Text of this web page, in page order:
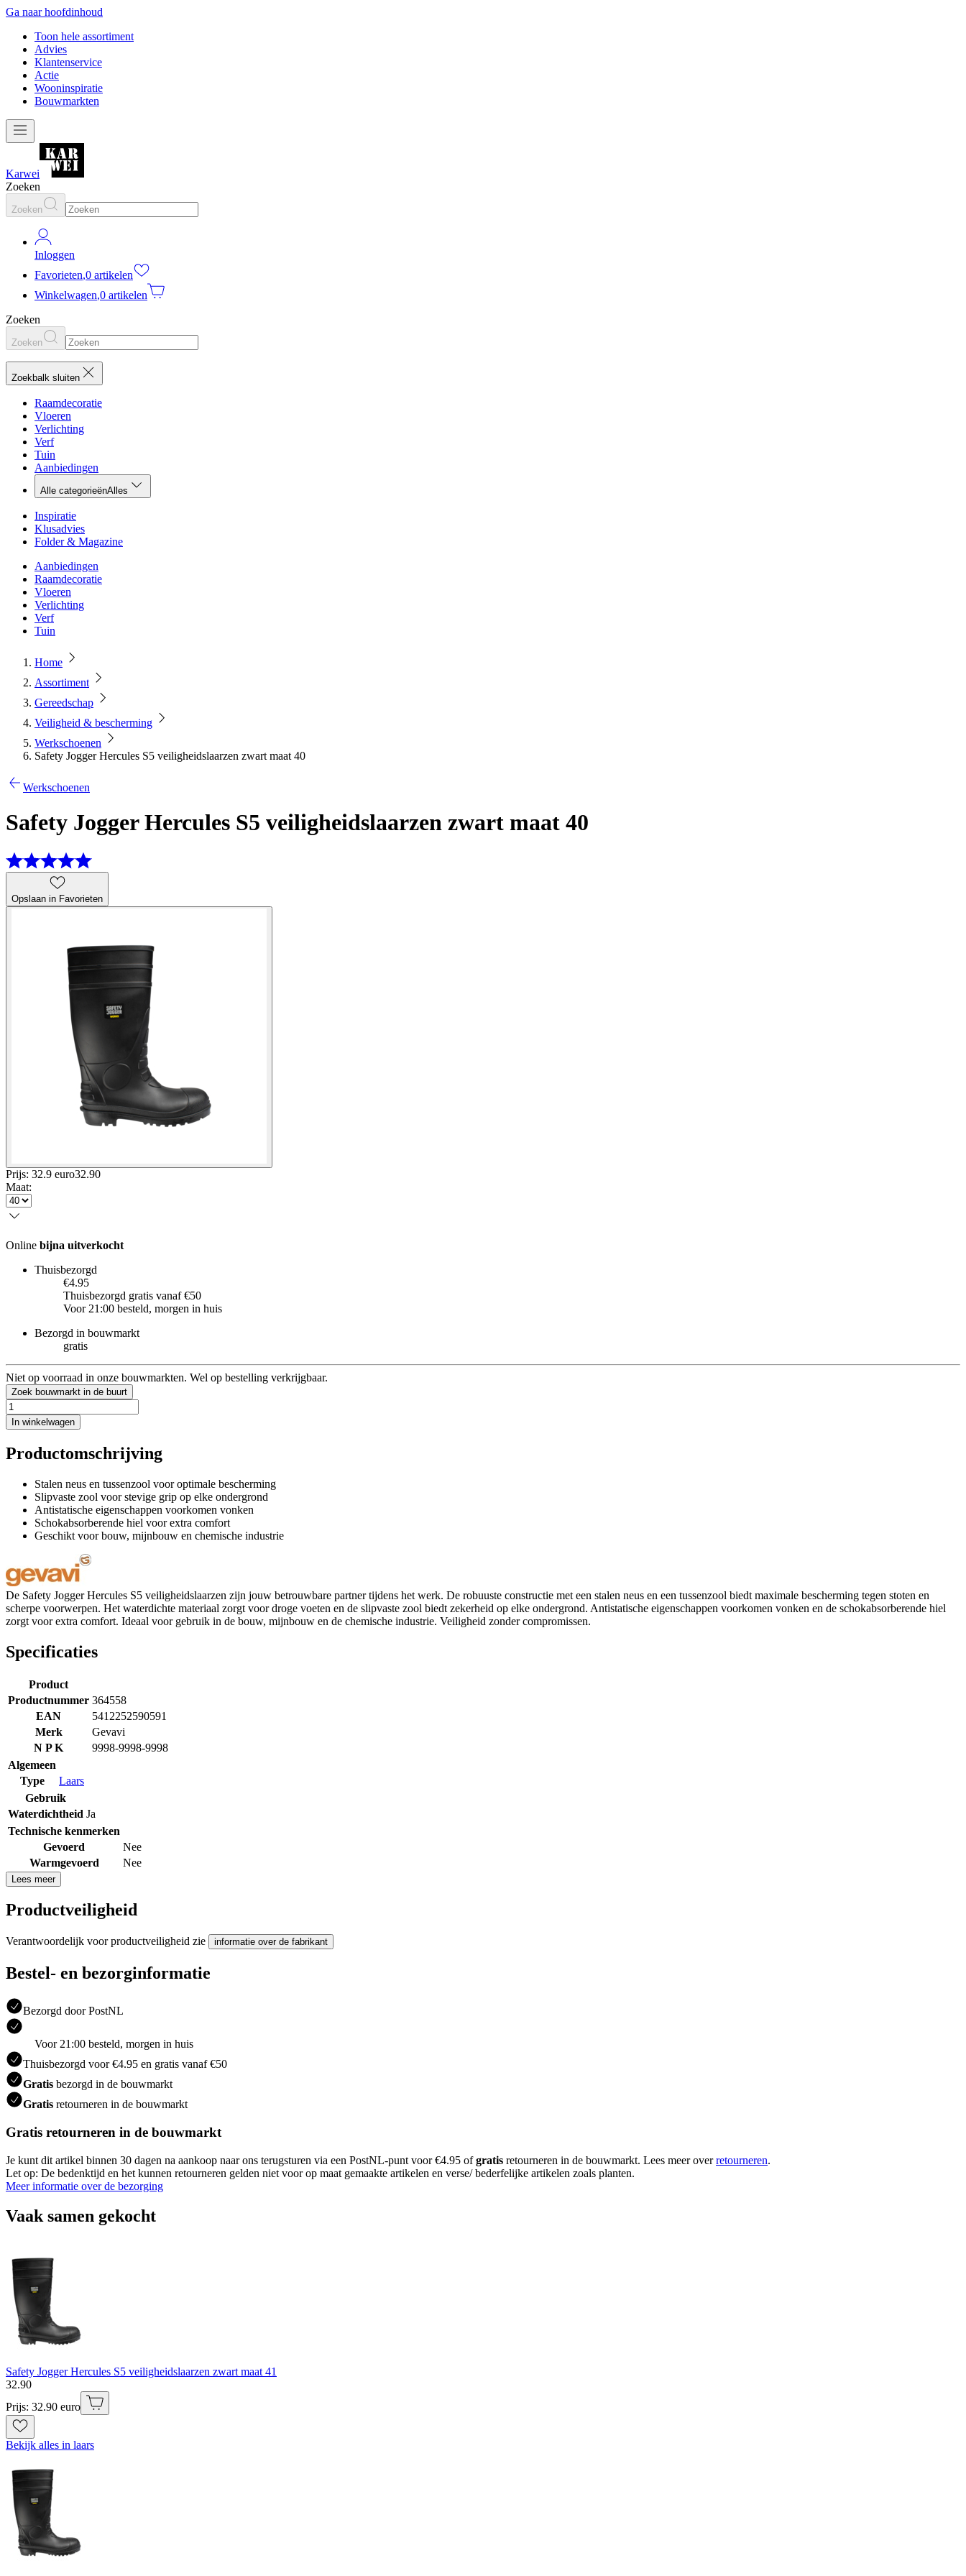
Ga naar hoofdinhoud
Toon hele assortiment
Advies
Klantenservice
Actie
Wooninspiratie
Bouwmarkten
Karwei
Zoeken
Zoeken
Inloggen
Favorieten,0 artikelen
Winkelwagen,0 artikelen
Zoeken
Zoeken
Zoekbalk sluiten
Raamdecoratie
Vloeren
Verlichting
Verf
Tuin
Aanbiedingen
Alle categorieënAlles
Inspiratie
Klusadvies
Folder & Magazine
Aanbiedingen
Raamdecoratie
Vloeren
Verlichting
Verf
Tuin
Home
Assortiment
Gereedschap
Veiligheid & bescherming
Werkschoenen
Safety Jogger Hercules S5 veiligheidslaarzen zwart maat 40
Werkschoenen
Safety Jogger Hercules S5 veiligheidslaarzen zwart maat 40
Opslaan in Favorieten
Prijs: 32.9 euro32.90
Maat:
Online bijna uitverkocht
Thuisbezorgd
€4.95
Thuisbezorgd gratis vanaf €50
Voor 21:00 besteld, morgen in huis
Bezorgd in bouwmarkt
gratis
Niet op voorraad in onze bouwmarkten. Wel op bestelling verkrijgbaar.
Zoek bouwmarkt in de buurt
In winkelwagen
Productomschrijving
Stalen neus en tussenzool voor optimale bescherming
Slipvaste zool voor stevige grip op elke ondergrond
Antistatische eigenschappen voorkomen vonken
Schokabsorberende hiel voor extra comfort
Geschikt voor bouw, mijnbouw en chemische industrie
De Safety Jogger Hercules S5 veiligheidslaarzen zijn jouw betrouwbare partner tijdens het werk. De robuuste constructie met een stalen neus en een tussenzool biedt maximale bescherming tegen stoten en
scherpe voorwerpen. Het waterdichte materiaal zorgt voor droge voeten en de slipvaste zool biedt zekerheid op elke ondergrond. Antistatische eigenschappen voorkomen vonken en de schokabsorberende hiel
zorgt voor extra comfort. Ideaal voor gebruik in de bouw, mijnbouw en de chemische industrie. Veiligheid zonder compromissen.
Specificaties
Product
Productnummer 364558
EAN
5412252590591
Merk
Gevavi
N P K
9998-9998-9998
Algemeen
Type
Laars
Gebruik
Waterdichtheid Ja
Technische kenmerken
Gevoerd
Nee
Warmgevoerd
Nee
Lees meer
Productveiligheid
Verantwoordelijk voor productveiligheid zie informatie over de fabrikant
Bestel- en bezorginformatie
Bezorgd door PostNL
Voor 21:00 besteld, morgen in huis
Thuisbezorgd voor €4.95 en gratis vanaf €50
Gratis bezorgd in de bouwmarkt
Gratis retourneren in de bouwmarkt
Gratis retourneren in de bouwmarkt
Je kunt dit artikel binnen 30 dagen na aankoop naar ons terugsturen via een PostNL-punt voor €4.95 ofgratis retourneren in de bouwmarkt. Lees meer overretourneren.
Let op: De bedenktijd en het kunnen retourneren gelden niet voor op maat gemaakte artikelen en verse/ bederfelijke artikelen zoals planten.
Meer informatie over de bezorging
Vaak samen gekocht
Safety Jogger Hercules S5 veiligheidslaarzen zwart maat 41
32.90
Prijs: 32.90 euro
Bekijk alles in laars